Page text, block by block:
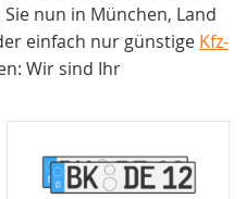
nun in München, Land
einfach nur günstige Kfz-
Wir sind Ihr